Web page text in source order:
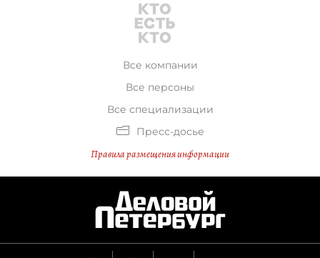
Все компании
Все персоны
Все специализации
Пресс-досье
Правила размещения информации